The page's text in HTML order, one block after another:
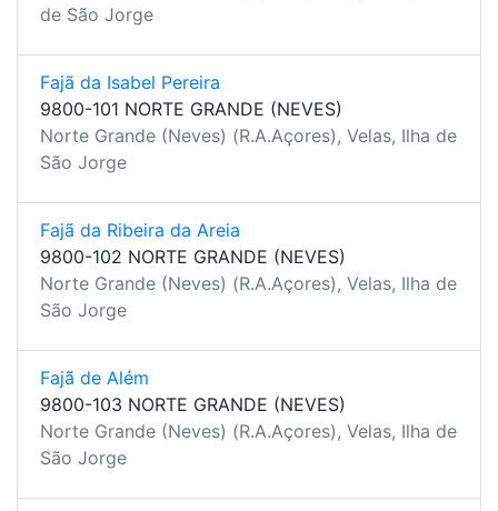
de São Jorge
Fajã da Isabel Pereira
9800-101 NORTE GRANDE (NEVES)
Norte Grande (Neves) (R.A.Açores), Velas, Ilha de
São Jorge
Fajã da Ribeira da Areia
9800-102 NORTE GRANDE (NEVES)
Norte Grande (Neves) (R.A.Açores), Velas, Ilha de
São Jorge
Fajã de Além
9800-103 NORTE GRANDE (NEVES)
Norte Grande (Neves) (R.A.Açores), Velas, Ilha de
São Jorge